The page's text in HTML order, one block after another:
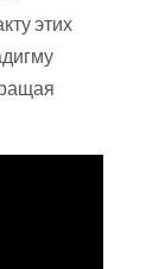
этих